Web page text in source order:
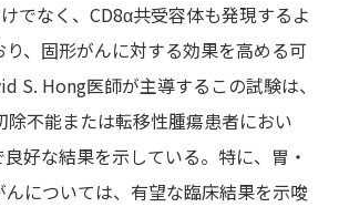
でなく、CD8α共受容体も発現するよ
り、固形がんに対する効果を高める可
S. Hong医師が主導するこの試験は、
除不能または転移性腫瘍患者におい
好な結果を示している。特に、 胃・
んについては、有望な臨床結果を示唆